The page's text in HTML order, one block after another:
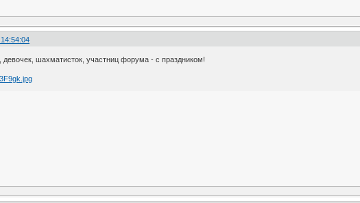
шахматисток, участниц форума - с праздником!